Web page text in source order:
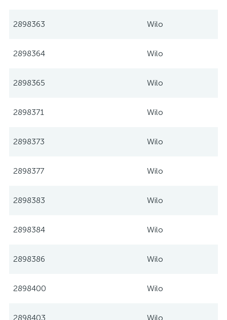
2898363 Wilo
2898364 Wilo
2898365 Wilo
2898371 Wilo
2898373 Wilo
2898377 Wilo
2898383 Wilo
2898384 Wilo
2898386 Wilo
2898400 Wilo
2898403 Wilo